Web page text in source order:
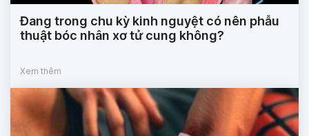
Đang trong chu kỳ kinh nguyệt có nên phẫu
thuật bóc nhân xơ tử cung không?
Xem thêm